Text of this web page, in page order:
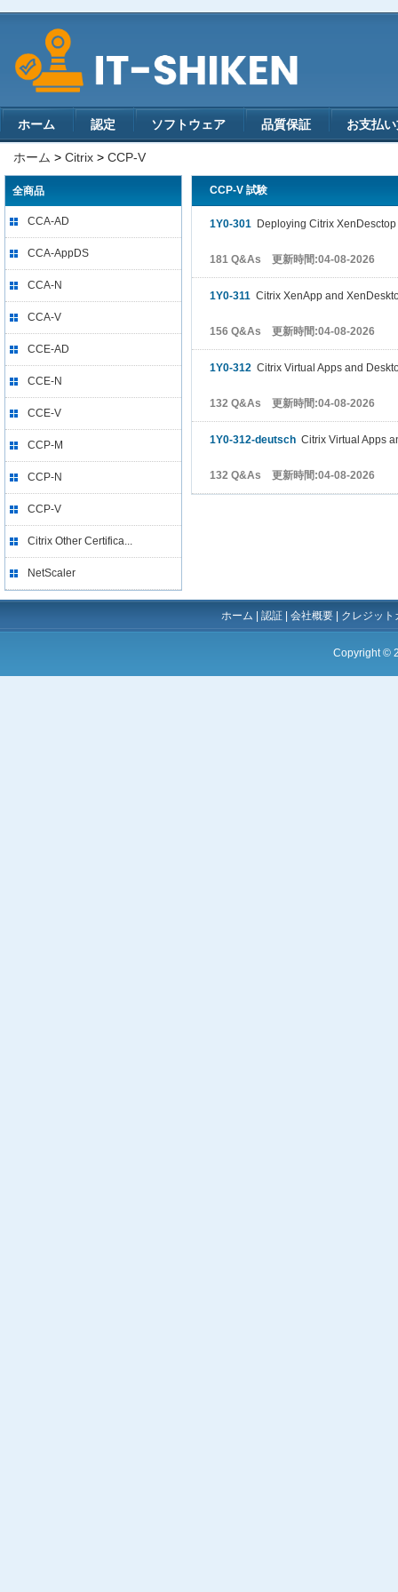
ホーム 認定 ソフトウェア 品質保証 お支払
ホーム > Citrix > CCP-V
全商品
CCA-AD
CCA-AppDS
CCA-N
CCA-V
CCE-AD
CCE-N
CCE-V
CCP-M
CCP-N
CCP-V
Citrix Other Certifica...
NetScaler
CCP-V 試験
1Y0-301 Deploying Citrix
181 Q&As 更新時間:04-08-2026
1Y0-311 Citrix XenApp and
156 Q&As 更新時間:04-08-2026
1Y0-312 Citrix Virtual Apps and
132 Q&As 更新時間:04-08-2026
1Y0-312-deutsch Citrix Virtual Apps
132 Q&As 更新時間:04-08-2026
ホーム 認証 会社概要 クレジッ
Copyright ©